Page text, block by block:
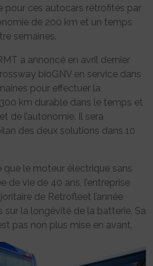
pour ces autocars rétrofités par
de 200 km et un temps
semaines.
a annoncé en avril dernier
bioGNV en service dans
pour effectuer la
km durable dans le temps et
de l’autonomie. Il sera
des deux solutions dans 10
que le moteur électrique sans
de vie de 40 ans, l’entreprise
de Retrofleet l’année
sur la longévité de la batterie. Sa
pas non plus mise en avant.